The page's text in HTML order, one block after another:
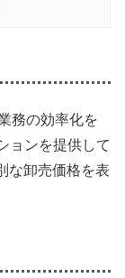
務の効率化を
ョンを提供して
な卸売価格を表